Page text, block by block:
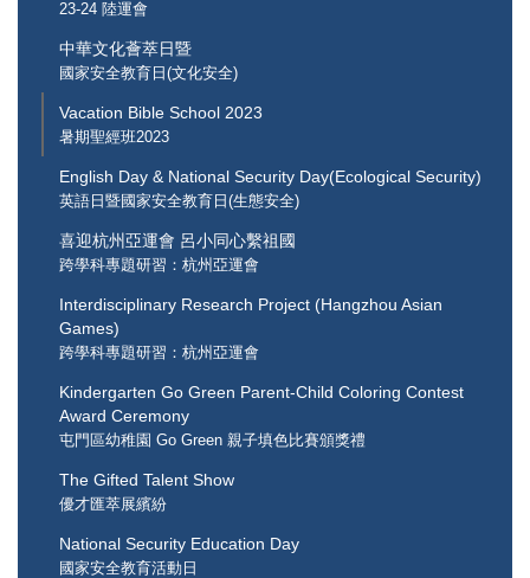
23-24 陸運會
中華文化薈萃日暨
國家安全教育日(文化安全)
Vacation Bible School 2023
暑期聖經班2023
English Day & National Security Day(Ecological Security)
英語日暨國家安全教育日(生態安全)
喜迎杭州亞運會 呂小同心繫祖國
跨學科專題研習：杭州亞運會
Interdisciplinary Research Project (Hangzhou Asian
Games)
跨學科專題研習：杭州亞運會
Kindergarten Go Green Parent-Child Coloring Contest
Award Ceremony
屯門區幼稚園 Go Green 親子填色比賽頒獎禮
The Gifted Talent Show
優才匯萃展繽紛
National Security Education Day
國家安全教育活動日